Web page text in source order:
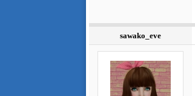
sawako_eve